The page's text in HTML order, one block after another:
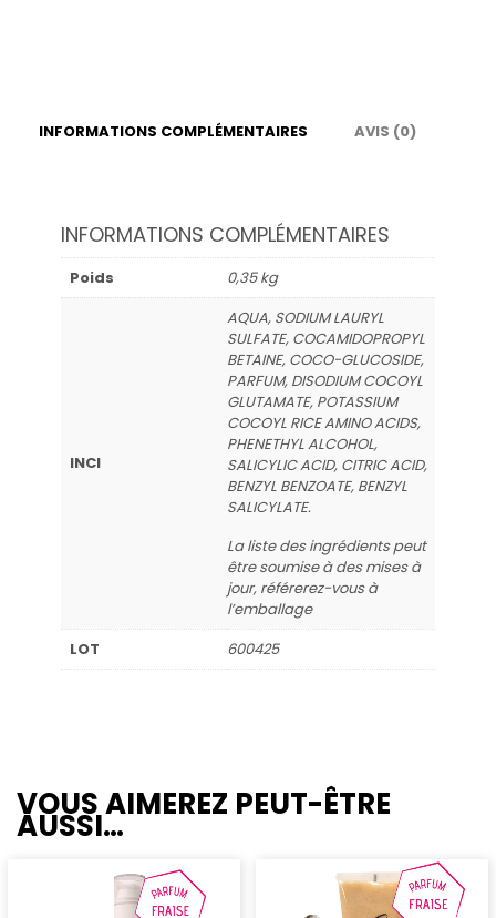
INFORMATIONS COMPLÉMENTAIRES AVIS (0)
INFORMATIONS COMPLÉMENTAIRES
Poids 0,35 kg
INCI
AQUA, SODIUM LAURYL
SULFATE, COCAMIDOPROPYL
BETAINE, COCO-GLUCOSIDE,
PARFUM, DISODIUM COCOYL
GLUTAMATE, POTASSIUM
COCOYL RICE AMINO ACIDS,
PHENETHYL ALCOHOL,
SALICYLIC ACID, CITRIC ACID,
BENZYL BENZOATE, BENZYL
SALICYLATE.
La liste des ingrédients peut
être soumise à des mises à
jour, référerez-vous à
l’emballage
LOT
600425
VOUS AIMEREZ PEUT-ÊTRE
AUSSI…